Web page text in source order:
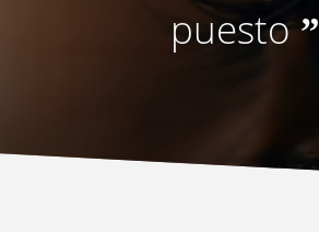
puesto”